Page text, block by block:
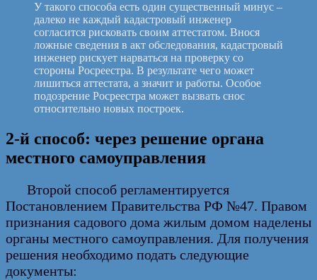
У такого способа есть один существенный минус –
далеко не каждый кадастровый инженер
согласится рисковать своим аттестатом. Внося
ложные сведения в акт обследования, кадастровый
инженер рискует нарваться на проверку со
стороны Росреестра. В результате чего может
лишиться аттестата, а значит и работы. Особое
подозрение Росреестра может вызвать снос
относительно новых построек.
2-й способ: через решение органа
местного самоуправления
Второй способ регламентируется
Постановлением Правительства РФ №47. Правом
признания садового дома жилым домом наделены
органы местного самоуправления. Для получения
решения необходимо подать следующие
документы: